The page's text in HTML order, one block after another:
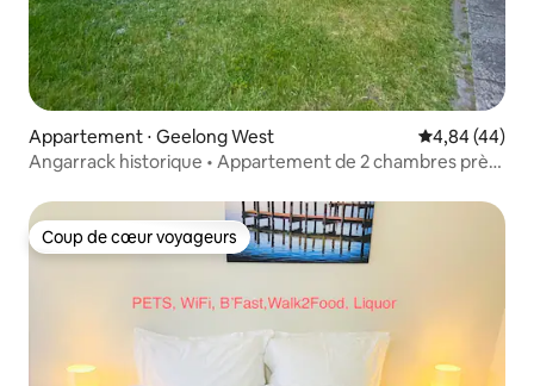
Appartement ⋅ Geelong West Évaluation
4,84 (44)
Angarrack historique • Appartement de 2 chambres près
Coup de cœur voyageurs
Coup de cœur voyageurs